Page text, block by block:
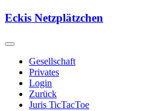
Skip
Eckis Netzplätzchen
Gesellschaft
Privates
Login
Zurück
Juris TicTacToe